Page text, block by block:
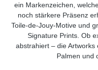
ein Markenzeichen,
noch stärkere Präsenz
Toile-de-Jouy-Motive und
Signature Prints. Ob
abstrahiert – die
Palmen und